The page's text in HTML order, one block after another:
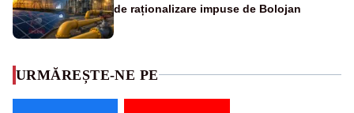
de raționalizare impuse de Bolojan
URMĂREȘTE-NE PE